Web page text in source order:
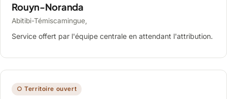
Rouyn-Noranda
Abitibi-Témiscamingue,
Service offert par l'équipe centrale en attendant l'attribution.
○ Territoire ouvert